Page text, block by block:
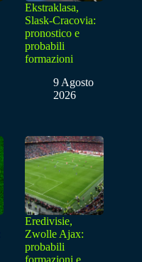
Ekstraklasa,
Slask-Cracovia:
pronostico e
probabili
formazioni
9 Agosto
2026
Eredivisie,
Zwolle Ajax:
probabili